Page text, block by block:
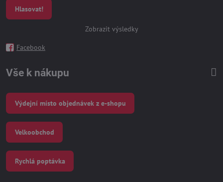
Hlasovat!
Zobrazit výsledky
Facebook
Vše k nákupu
Výdejní místo objednávek z e-shopu
Velkoobchod
Rychlá poptávka